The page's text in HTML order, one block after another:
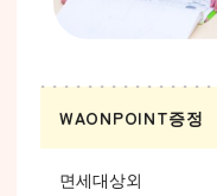
WAONPOINT증정
면세대상외